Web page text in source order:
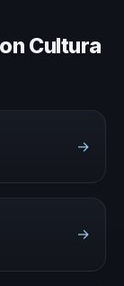
Cultura
→
→